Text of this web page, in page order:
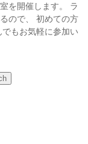
を開催します。 ラ
ので、 初めての方
もお気軽に参加い